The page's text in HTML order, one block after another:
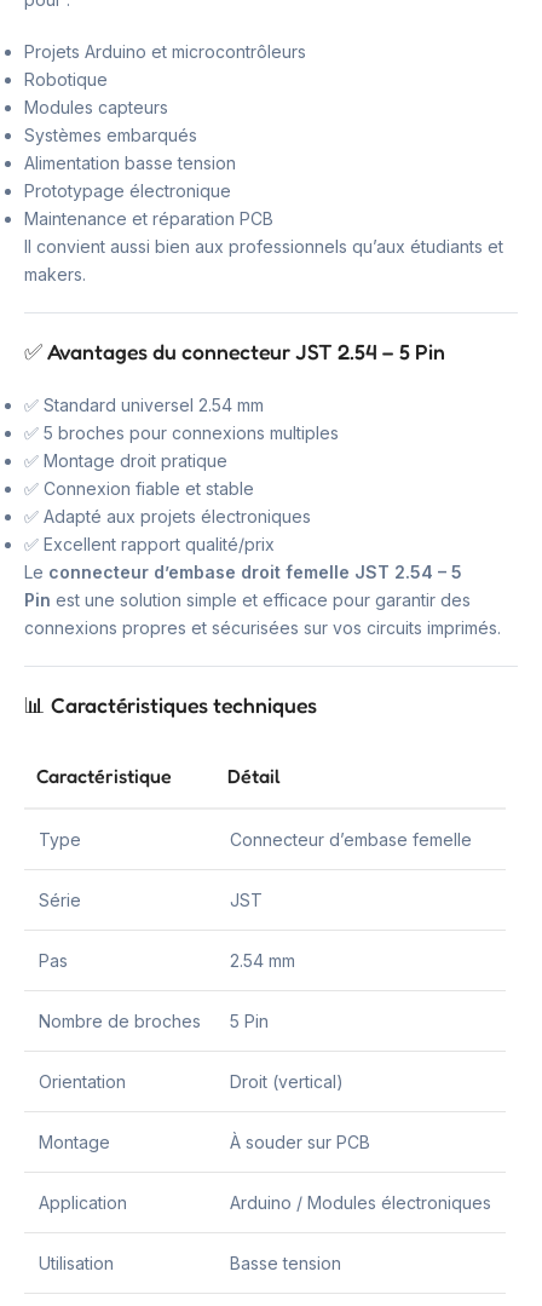
Projets Arduino et microcontrôleurs
Robotique
Modules capteurs
Systèmes embarqués
Alimentation basse tension
Prototypage électronique
Maintenance et réparation PCB
Il convient aussi bien aux professionnels qu’aux étudiants et
makers.
✅ Avantages du connecteur JST 2.54 – 5 Pin
✅ Standard universel 2.54 mm
✅ 5 broches pour connexions multiples
✅ Montage droit pratique
✅ Connexion fiable et stable
✅ Adapté aux projets électroniques
✅ Excellent rapport qualité/prix
Le connecteur d’embase droit femelle JST 2.54 – 5
Pin est une solution simple et efficace pour garantir des
connexions propres et sécurisées sur vos circuits imprimés.
📊 Caractéristiques techniques
Caractéristique Détail
Type Connecteur d’embase femelle
Série JST
Pas 2.54 mm
Nombre de broches 5 Pin
Orientation Droit (vertical)
Montage À souder sur PCB
Application Arduino / Modules électroniques
Utilisation Basse tension